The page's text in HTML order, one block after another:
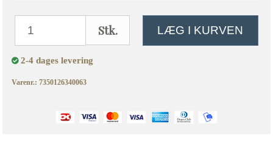
Stk. LÆG I KURVEN
2-4 dages levering
Varenr.: 7350126340063